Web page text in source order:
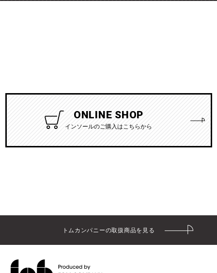
ONLINE SHOP
インソールのご購入はこちらから
トムカンパニーの取扱商品を見る